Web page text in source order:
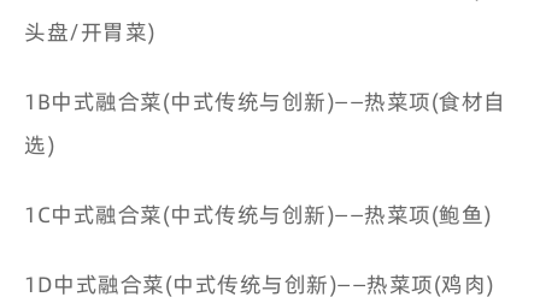
头盘/开胃菜)
1B中式融合菜(中式传统与创新)——热菜项(食材自
选)
1C中式融合菜(中式传统与创新)——热菜项(鲍鱼)
1D中式融合菜(中式传统与创新)——热菜项(鸡肉)